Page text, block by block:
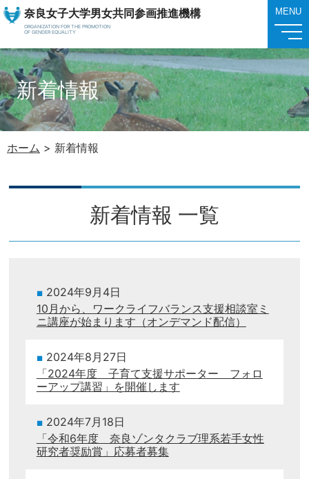
奈良女子大学男女共同参画推進機構
ORGANIZATION FOR THE PROMOTION
OF GENDER EQUALITY
MENU
新着情報
ホーム > 新着情報
新着情報 一覧
2024年9月4日
10月から、ワークライフバランス支援相談室ミ
ニ講座が始まります（オンデマンド配信）
2024年8月27日
「2024年度 子育て支援サポーター フォロ
ーアップ講習」を開催します
2024年7月18日
「令和6年度 奈良ゾンタクラブ理系若手女性
研究者奨励賞」応募者募集